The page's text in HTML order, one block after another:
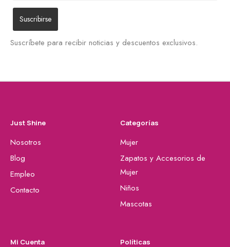
Suscríbete para recibir noticias y descuentos exclusivos.
Just Shine
Nosotros
Blog
Empleo
Contacto
Categorías
Mujer
Zapatos y Accesorios de
Mujer
Niños
Mascotas
Mi Cuenta Políticas